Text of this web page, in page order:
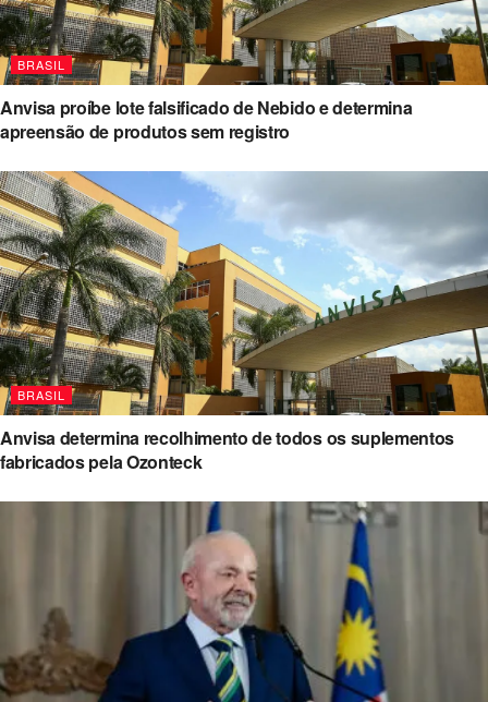
BRASIL
Anvisa proíbe lote falsificado de Nebido e determina
apreensão de produtos sem registro
BRASIL
Anvisa determina recolhimento de todos os suplementos
fabricados pela Ozonteck